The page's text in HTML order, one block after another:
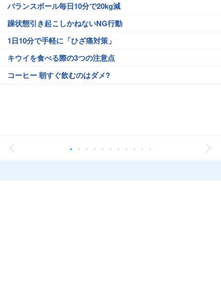
バランスボール毎日10分で20kg減
躁状態引き起こしかねないNG行動
1日10分で手軽に「ひざ痛対策」
キウイを食べる際の3つの注意点
コーヒー 朝すぐ飲むのはダメ?